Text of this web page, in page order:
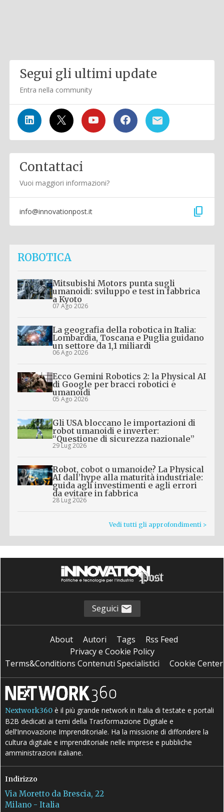
Segui gli ultimi update
Entra nella community
Contattaci
Vuoi maggiori informazioni?
info@innovationpost.it content_copy
ROBOTICA
Mitsubishi Motors punta sugli
umanoidi: sviluppo e test in fabbrica
a Kyoto
07 Ago 2026
La geografia della robotica in Italia:
Lombardia, Toscana e Puglia guidano
un settore da 1,1 miliardi
06 Ago 2026
Ecco Gemini Robotics 2: la Physical AI
di Google per bracci robotici e
umanoidi
05 Ago 2026
Gli USA bloccano le importazioni di
robot umanoidi e inverter:
“Questione di sicurezza nazionale”
29 Lug 2026
Robot, cobot o umanoide? La Physical
AI dall’hype alla maturità industriale:
guida agli investimenti e agli errori
da evitare in fabbrica
28 Lug 2026
Vedi tutti gli approfondimenti >
Seguici
About Autori Tags
Rss Feed
Privacy e Cookie Policy
Terms&Conditions Contenuti Specialistici
Cookie Center
Nextwork360 è il più grande network in Italia di testate e portali
B2B dedicati ai temi della Trasformazione Digitale e
dell’Innovazione Imprenditoriale. Ha la missione di diffondere la
cultura digitale e imprenditoriale nelle imprese e pubbliche
amministrazioni italiane.
Indirizzo
Via Moretto da Brescia, 22
Milano - Italia